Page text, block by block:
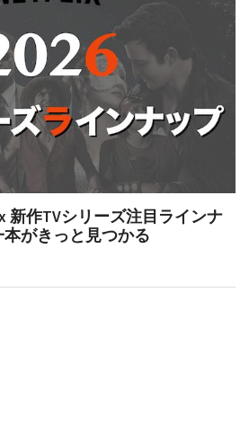
新作TVシリーズ注目ラインナ
がきっと見つかる